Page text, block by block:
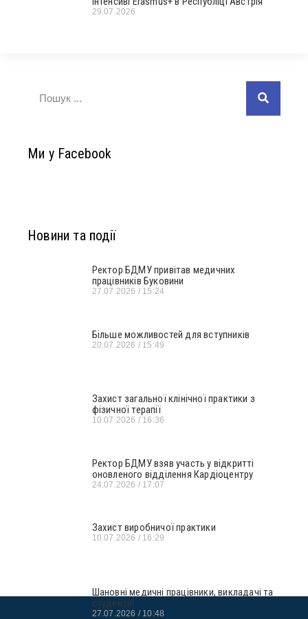
29.07.2026
Ми у Facebook
Новини та події
Ректор БДМУ привітав медичних
працівників Буковини
27.07.2026 15:24
Більше можливостей для вступників
20.07.2026 15:49
Захист загальної клінічної практики з
фізичної терапії
10.07.2026 16:36
Ректор БДМУ взяв участь у відкритті
оновленого відділення Кардіоцентру
24.07.2026 17:07
Захист виробничої практики
10.07.2026 16:29
Шановні медичні працівники, викладачі та
студенти!
27.07.2026 10:48